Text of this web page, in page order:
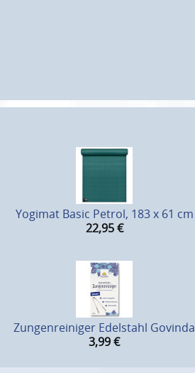
Yogimat Basic Petrol, 183 x 61 cm
22,95 €
Zungenreiniger Edelstahl Govinda
3,99€